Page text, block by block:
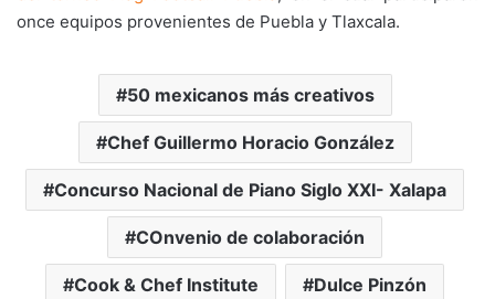
once equipos provenientes de Puebla y Tlaxcala.
50 mexicanos más creativos
Chef Guillermo Horacio González
Concurso Nacional de Piano Siglo XXI- Xalapa
COnvenio de colaboración
Cook & Chef Institute Dulce Pinzón